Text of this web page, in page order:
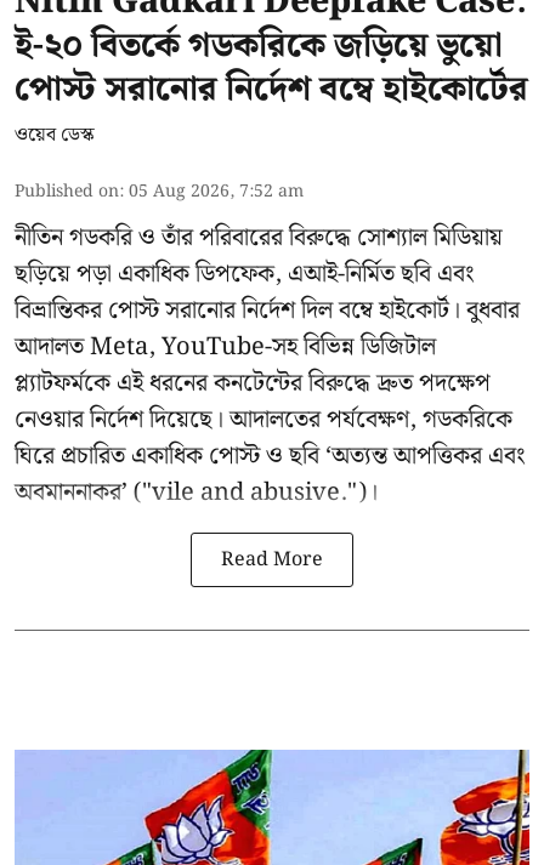
ই-২০ বিতর্কে গডকরিকে জড়িয়ে ভুয়ো
পোস্ট সরানোর নির্দেশ বম্বে হাইকোর্টের
ওয়েব ডেস্ক
Published on:05 Aug 2026, 7:52 am
নীতিন গডকরি ও তাঁর পরিবারের বিরুদ্ধে সোশ্যাল মিডিয়ায়
ছড়িয়ে পড়া একাধিক ডিপফেক, এআই-নির্মিত ছবি এবং
বিভ্রান্তিকর পোস্ট সরানোর নির্দেশ দিল বম্বে হাইকোর্ট। বুধবার
আদালত Meta, YouTube-সহ বিভিন্ন ডিজিটাল
প্ল্যাটফর্মকে এই ধরনের কনটেন্টের বিরুদ্ধে দ্রুত পদক্ষেপ
নেওয়ার নির্দেশ দিয়েছে। আদালতের পর্যবেক্ষণ, গডকরিকে
ঘিরে প্রচারিত একাধিক পোস্ট ও ছবি ‘অত্যন্ত আপত্তিকর এবং
অবমাননাকর’ ("vile and abusive.")।
Read More